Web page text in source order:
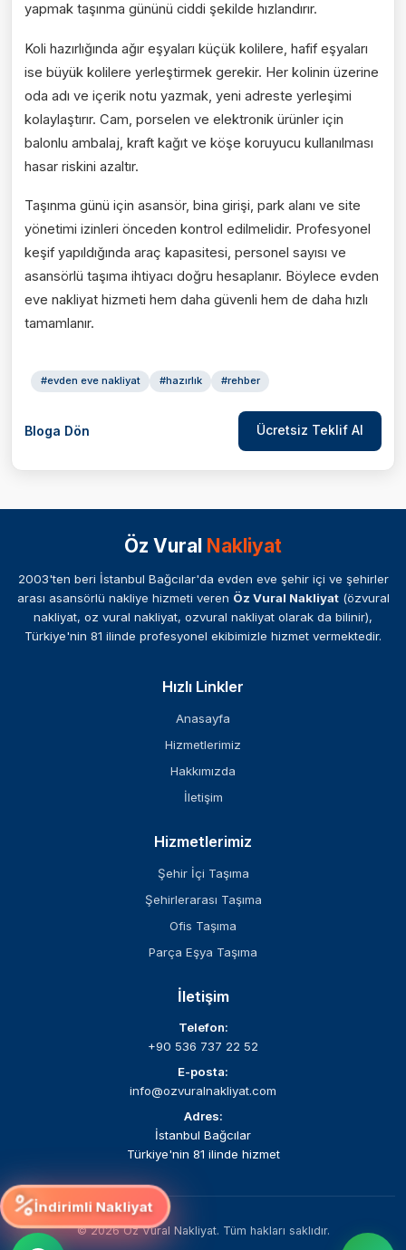
yapmak taşınma gününü ciddi şekilde hızlandırır.
Koli hazırlığında ağır eşyaları küçük kolilere, hafif eşyaları
ise büyük kolilere yerleştirmek gerekir. Her kolinin üzerine
oda adı ve içerik notu yazmak, yeni adreste yerleşimi
kolaylaştırır. Cam, porselen ve elektronik ürünler için
balonlu ambalaj, kraft kağıt ve köşe koruyucu kullanılması
hasar riskini azaltır.
Taşınma günü için asansör, bina girişi, park alanı ve site
yönetimi izinleri önceden kontrol edilmelidir. Profesyonel
keşif yapıldığında araç kapasitesi, personel sayısı ve
asansörlü taşıma ihtiyacı doğru hesaplanır. Böylece evden
eve nakliyat hizmeti hem daha güvenli hem de daha hızlı
tamamlanır.
#evden eve nakliyat #hazırlık #rehber
Bloga Dön Ücretsiz Teklif Al
Öz Vural Nakliyat
2003'ten beri İstanbul Bağcılar'da evden eve şehir içi ve şehirler
arası asansörlü nakliye hizmeti veren Öz Vural Nakliyat(özvural
nakliyat, oz vural nakliyat, ozvural nakliyat olarak da bilinir),
Türkiye'nin 81 ilinde profesyonel ekibimizle hizmet vermektedir.
Hızlı Linkler
Anasayfa
Hizmetlerimiz
Hakkımızda
İletişim
Hizmetlerimiz
Şehir İçi Taşıma
Şehirlerarası Taşıma
Ofis Taşıma
Parça Eşya Taşıma
İletişim
Telefon:
+90 536 737 22 52
E-posta:
info@ozvuralnakliyat.com
Adres:
İstanbul Bağcılar
Türkiye'nin 81 ilinde hizmet
©2026Öz Vural Nakliyat. Tüm hakları saklıdır.
%İndirimli Nakliyat